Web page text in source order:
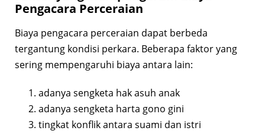
Pengacara Perceraian
Biaya pengacara perceraian dapat berbeda
tergantung kondisi perkara. Beberapa faktor yang
sering mempengaruhi biaya antara lain:
adanya sengketa hak asuh anak
adanya sengketa harta gono gini
tingkat konflik antara suami dan istri